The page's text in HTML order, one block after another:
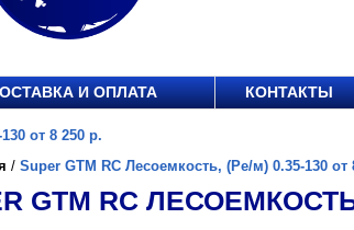
И ОПЛАТА КОНТАКТЫ
от 8 250 р.
/ Super GTM RC Лесоемкость, (Ре/м) 0.35-130 от
GTM RC